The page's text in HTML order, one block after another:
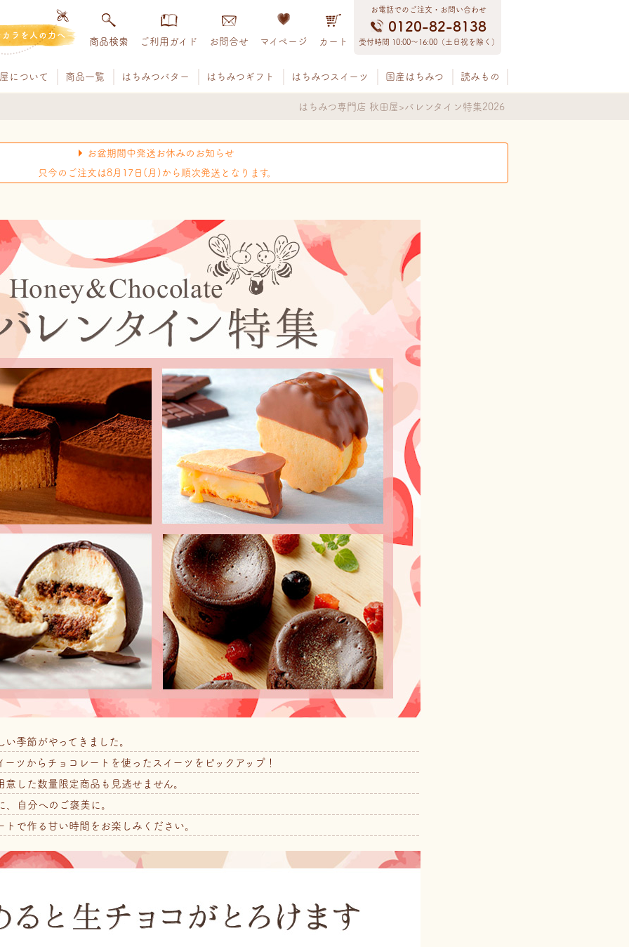
ラを人の力へ
商品検索 ご利用ガイド お問合せ マイページ カート
お電話でのご注文・お問い合わせ
0120-82-8138
受付時間 10:00〜16:00（土日祝を除く）
について 商品一覧 はちみつバター はちみつギフト はちみつスイーツ 国産はちみつ 読みもの
はちみつ専門店 秋田屋 バレンタイン特集2026
お盆期間中発送お休みのお知らせ
只今のご注文は8月17日(月)から順次発送となります。
季節がやってきました。
ツからチョコレートを使ったスイーツをピックアップ！
した数量限定商品も見逃せません。
自分へのご褒美に。
トで作る甘い時間をお楽しみください。